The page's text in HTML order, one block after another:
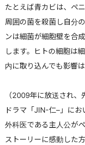
たとえば青カビは、ペ
周囲の菌を殺菌し自分
ンは細菌が細胞壁を合
します。ヒトの細胞は
内に取り込んでも影響は
（2009年に放送され、
ドラマ「JIN-仁– 」に
外科医である主人公が
ストーリーに感動した